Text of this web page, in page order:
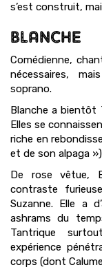
s’est construit,
BLANCHE
Comédienne,
nécessaires,
soprano.
Blanche a bientôt
Elles se
riche en
et de son alpaga
De rose vêtue,
contraste
Suzanne. Elle a
ashrams du
Tantrique
expérience
corps (dont